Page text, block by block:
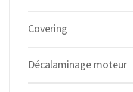
Covering
Décalaminage moteur